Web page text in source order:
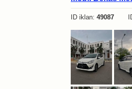
ID iklan: 49087 ID